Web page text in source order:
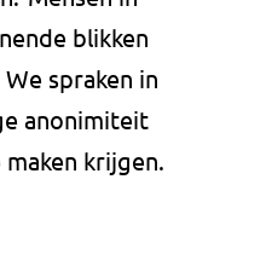
blikken
spraken in
anonimiteit
krijgen.